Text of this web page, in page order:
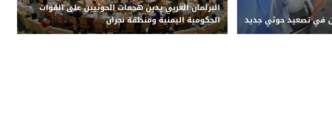
البرلمان العربي يدين هجمات الحوثيين على القوات
الحكومية اليمنية ومنطقة نجران